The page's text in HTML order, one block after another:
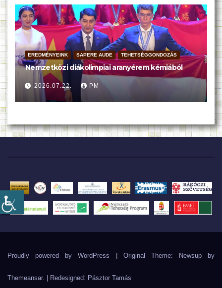
EREDMÉNYEINK SAPERE AUDE TEHETSÉGGONDOZÁS
Nemzetközi diákolimpiai aranyérem kémiából
2026.07.22. PM
Proudly powered by WordPress Original Theme: Newsup by
Themeansar. | Redesigned: Pásztor Tamás